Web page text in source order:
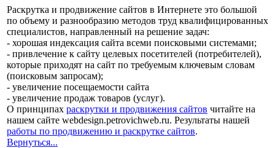
Раскрутка и продвижение сайтов в Интернете это большой
по объему и разнообразию методов труд квалифицированных
специалистов, направленный на решение задач:
- хорошая индексация сайта всеми поисковыми системами;
- привлечение к сайту целевых посетителей (потребителей),
которые приходят на сайт по требуемым ключевым словам
(поисковым запросам);
- увеличение посещаемости сайта
- увеличение продаж товаров (услуг).
О принципах раскрутки и продвижения сайтов читайте на
нашем сайте webdesign.petrovichweb.ru. Результаты нашей
работы по продвижению и раскрутке сайтов.
Вернуться...